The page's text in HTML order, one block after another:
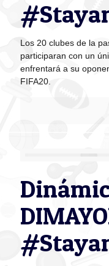
Los 20 clubes de la
participaran con un
enfrentará a su
FIFA20.